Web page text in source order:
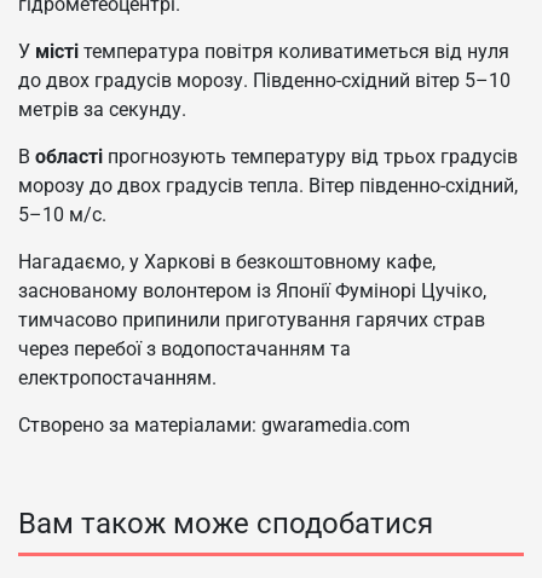
У місті температура повітря коливатиметься від нуля
до двох градусів морозу. Південно-східний вітер 5–10
метрів за секунду.
В області прогнозують температуру від трьох градусів
морозу до двох градусів тепла. Вітер південно-східний,
5–10 м/с.
Нагадаємо, у Харкові в безкоштовному кафе,
заснованому волонтером із Японії Фумінорі Цучіко,
тимчасово припинили приготування гарячих страв
через перебої з водопостачанням та
електропостачанням.
Створено за матеріалами: gwaramedia.com
Вам також може сподобатися